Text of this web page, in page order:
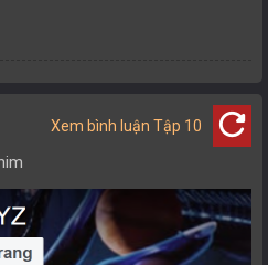
Xem bình luận Tập 10 refresh